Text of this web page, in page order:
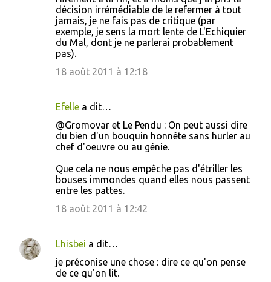
décision irrémédiable de le refermer à tout
jamais, je ne fais pas de critique (par
exemple, je sens la mort lente de L'Echiquier
du Mal, dont je ne parlerai probablement
pas).
18 août 2011 à 12:18
Efelle a dit…
@Gromovar et Le Pendu : On peut aussi dire
du bien d'un bouquin honnête sans hurler au
chef d'oeuvre ou au génie.
Que cela ne nous empêche pas d'étriller les
bouses immondes quand elles nous passent
entre les pattes.
18 août 2011 à 12:42
Lhisbei a dit…
je préconise une chose : dire ce qu'on pense
de ce qu'on lit.